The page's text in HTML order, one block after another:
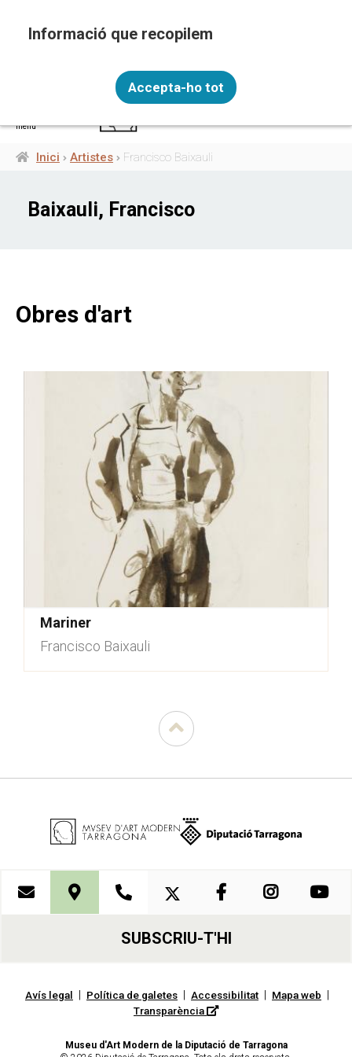
contingut
menú
Inici Artistes Francisco Baixauli
Baixauli, Francisco
Obres d'art
Mariner
Francisco Baixauli
personal amb les següents finalitats: Funcionalitat,
Accepta-ho tot
SUBSCRIU-T'HI
Avís legal | Política de galetes | Accessibilitat | Mapa web |
Transparència
Museu d'Art Modern de la Diputació de Tarragona